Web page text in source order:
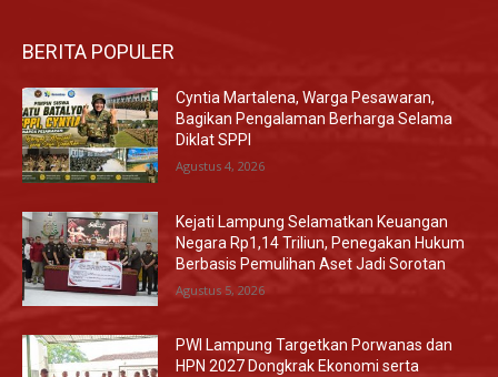
BERITA POPULER
Cyntia Martalena, Warga Pesawaran,
Bagikan Pengalaman Berharga Selama
Diklat SPPI
Agustus 4, 2026
Kejati Lampung Selamatkan Keuangan
Negara Rp1,14 Triliun, Penegakan Hukum
Berbasis Pemulihan Aset Jadi Sorotan
Agustus 5, 2026
PWI Lampung Targetkan Porwanas dan
HPN 2027 Dongkrak Ekonomi serta